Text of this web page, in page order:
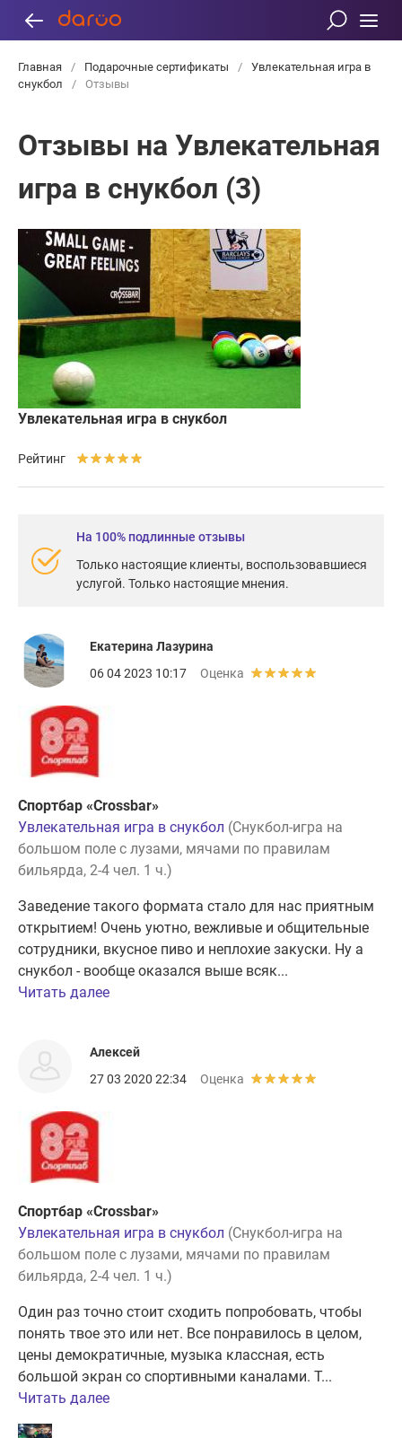
Главная / Подарочные сертификаты /
Увлекательная игра в
снукбол
/ Отзывы
Отзывы на Увлекательная
игра в снукбол (3)
Увлекательная игра в снукбол
Рейтинг
На 100% подлинные отзывы
Только настоящие клиенты, воспользовавшиеся
услугой. Только настоящие мнения.
Екатерина Лазурина
06 04 2023 10:17
Оценка
Спортбар «Crossbar»
Увлекательная игра в снукбол (Снукбол-игра на
большом поле с лузами, мячами по правилам
бильярда, 2-4 чел. 1 ч.)
Заведение такого формата стало для нас приятным
открытием! Очень уютно, вежливые и общительные
сотрудники, вкусное пиво и неплохие закуски. Ну а
снукбол - вообще оказался выше всяк...
Читать далее
Алексей
27 03 2020 22:34
Оценка
Спортбар «Crossbar»
Увлекательная игра в снукбол (Снукбол-игра на
большом поле с лузами, мячами по правилам
бильярда, 2-4 чел. 1 ч.)
Один раз точно стоит сходить попробовать, чтобы
понять твое это или нет. Все понравилось в целом,
цены демократичные, музыка классная, есть
большой экран со спортивными каналами. Т...
Читать далее